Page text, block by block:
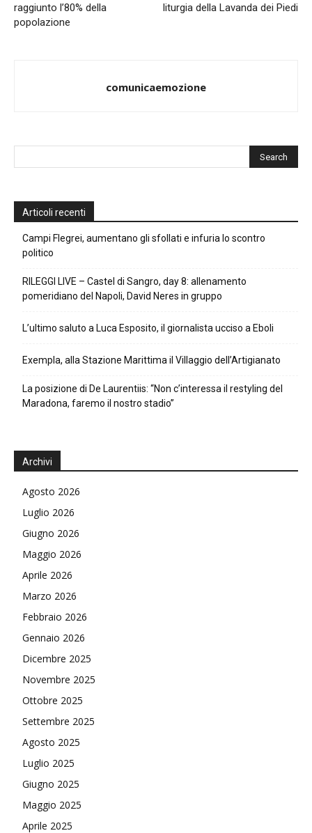
raggiunto l’80% della
popolazione
liturgia della Lavanda dei Piedi
comunicaemozione
Articoli recenti
Campi Flegrei, aumentano gli sfollati e infuria lo scontro
politico
RILEGGI LIVE – Castel di Sangro, day 8: allenamento
pomeridiano del Napoli, David Neres in gruppo
L’ultimo saluto a Luca Esposito, il giornalista ucciso a Eboli
Exempla, alla Stazione Marittima il Villaggio dell’Artigianato
La posizione di De Laurentiis: “Non c’interessa il restyling del
Maradona, faremo il nostro stadio”
Archivi
Agosto 2026
Luglio 2026
Giugno 2026
Maggio 2026
Aprile 2026
Marzo 2026
Febbraio 2026
Gennaio 2026
Dicembre 2025
Novembre 2025
Ottobre 2025
Settembre 2025
Agosto 2025
Luglio 2025
Giugno 2025
Maggio 2025
Aprile 2025